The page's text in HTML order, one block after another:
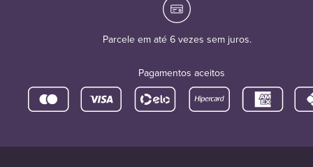
Parcele em até 6 vezes sem juros.
Pagamentos aceitos